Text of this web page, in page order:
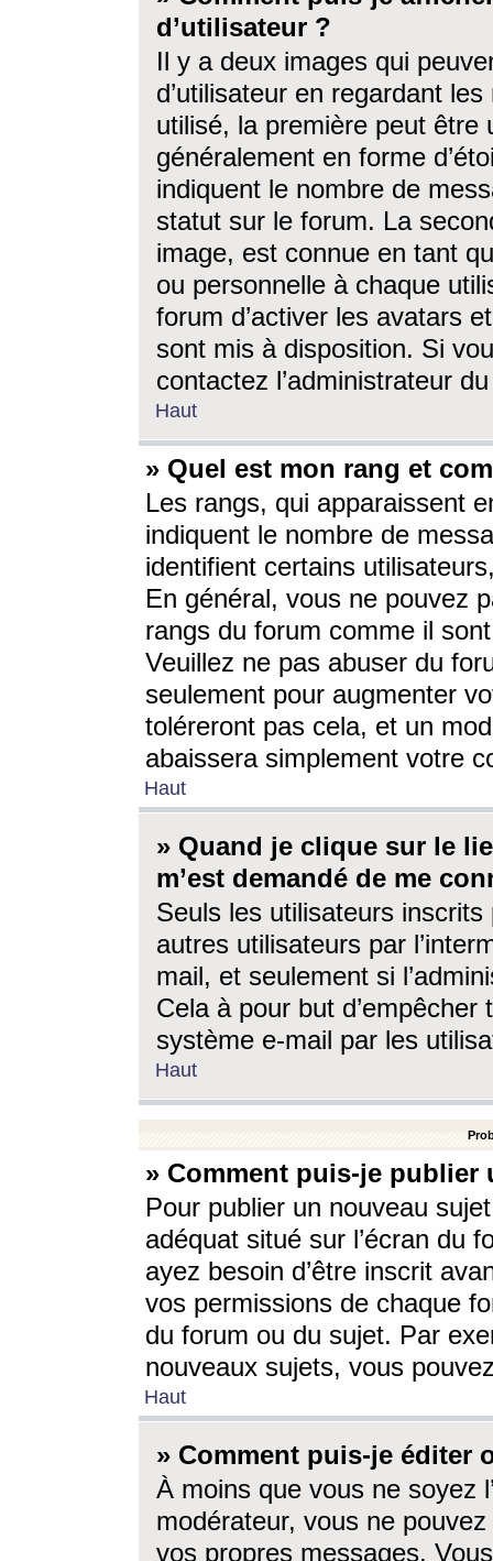
d’utilisateur ?
Il y a deux images qui
d’utilisateur en regardant
utilisé, la première peut être
généralement en forme
indiquent le nombre de
statut sur le forum. La
image, est connue en tant
ou personnelle à chaque
forum d’activer les avatars
sont mis à disposition. Si
contactez l’administrateur
Haut
» Quel est mon rang et
Les rangs, qui apparaissent
indiquent le nombre de
identifient certains
En général, vous ne pouvez
rangs du forum comme il
Veuillez ne pas abuser du
seulement pour augmenter
toléreront pas cela, et un
abaissera simplement votre
Haut
» Quand je clique sur le
m’est demandé de me
Seuls les utilisateurs
autres utilisateurs par
mail, et seulement si
Cela à pour but
système e-mail par les
Haut
» Comment puis-je
Pour publier un nouveau
adéquat situé sur l’écran du
ayez besoin d’être inscrit
vos permissions de chaque
du forum ou du sujet. Par
nouveaux sujets, vous
Haut
» Comment puis-je éditer
À moins que vous ne soyez
modérateur, vous ne
vos propres messages.